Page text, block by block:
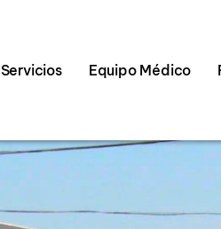
Servicios Equipo Médico